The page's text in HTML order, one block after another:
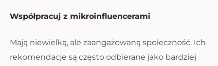
Współpracuj z mikroinfluencerami
Mają niewielką, ale zaangażowaną społeczność. Ich
rekomendacje są często odbierane jako bardziej